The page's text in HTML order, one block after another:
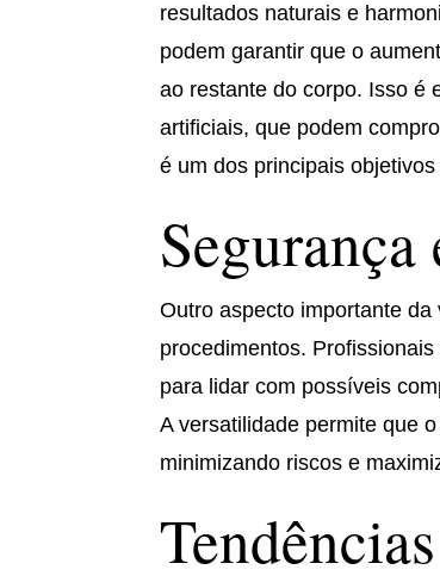
resultados naturais e
podem garantir que o
ao restante do corpo. Isso é
artificiais, que podem
é um dos principais
Outro aspecto importante
procedimentos.
para lidar com possíveis
A versatilidade permite que
minimizando riscos e